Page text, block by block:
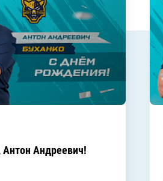
Андреевич!